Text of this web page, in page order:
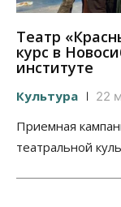
Театр
курс в
институте
Культура 22
Приемная
театральной